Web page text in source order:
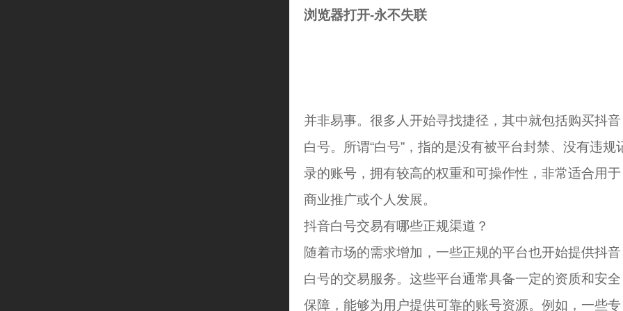
浏览器打开-永不失联
并非易事。很多人开始寻找捷径，其中就包括购买抖音
白号。所谓“白号”，指的是没有被平台封禁、没有违规
录的账号，拥有较高的权重和可操作性，非常适合用于
商业推广或个人发展。
抖音白号交易有哪些正规渠道？
随着市场的需求增加，一些正规的平台也开始提供抖音
白号的交易服务。这些平台通常具备一定的资质和安全
保障，能够为用户提供可靠的账号资源。例如，一些专